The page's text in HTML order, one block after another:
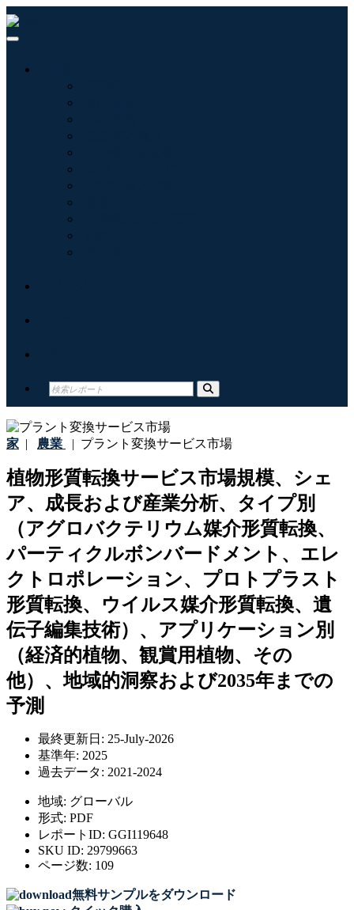
家 | 農業 | プラント変換サービス市場
植物形質転換サービス市場規模、シェ
ア、成長および産業分析、タイプ別
（アグロバクテリウム媒介形質転換、
パーティクルボンバードメント、エレ
クトロポレーション、プロトプラスト
形質転換、ウイルス媒介形質転換、遺
伝子編集技術）、アプリケーション別
（経済的植物、観賞用植物、その
他）、地域的洞察および2035年までの
予測
最終更新日: 25-July-2026
基準年: 2025
過去データ: 2021-2024
地域: グローバル
形式: PDF
レポートID: GGI119648
SKU ID: 29799663
ページ数: 109
無料サンプルをダウンロード